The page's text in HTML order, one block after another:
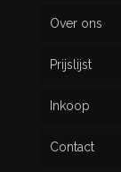
Over ons
Prijslijst
Inkoop
Contact